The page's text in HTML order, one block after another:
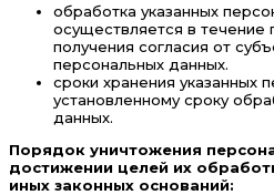
обработка указанных
осуществляется в течение
получения согласия от
персональных данных.
сроки хранения указанных
установленному сроку
данных.
Порядок уничтожения
достижении целей их
иных законных оснований: